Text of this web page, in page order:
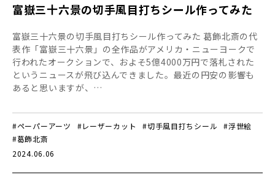
富嶽三十六景の切手風目打ちシール作ってみた
富嶽三十六景の切手風目打ちシール作ってみた 葛飾北斎の代
表作「富嶽三十六景」の全作品がアメリカ・ニューヨークで
行われたオークションで、およそ5億4000万円で落札された
というニュースが飛び込んできました。最近の円安の影響も
あると思いますが、…
#ペーパーアーツ #レーザーカット #切手風目打ちシール
#浮世絵
#葛飾北斎
2024.06.06